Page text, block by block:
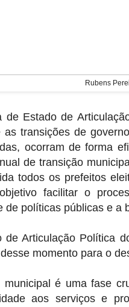
Rubens
de Estado de
as transições de
ocorram de forma
de transição
todos os prefeitos
facilitar o
de políticas públicas e a
de Articulação Política
momento para o
municipal é uma fase
aos serviços e